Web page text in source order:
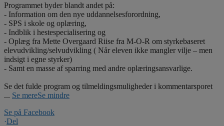
Programmet byder blandt andet på:
- Information om den nye uddannelsesforordning,
- SPS i skole og oplæring,
- Indblik i hestespecialisering og
- Oplæg fra Mette Overgaard Riise fra M-O-R om styrkebaseret
elevudvikling/selvudvikling ( Når eleven ikke mangler vilje – men
indsigt i egne styrker)
- Samt en masse af sparring med andre oplæringsansvarlige.
Se det fulde program og tilmeldingsmuligheder i kommentarsporet
... Se mereSe mindre
Se på Facebook
·Del